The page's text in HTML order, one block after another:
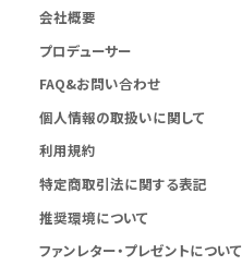
会社概要
プロデューサー
FAQ&お問い合わせ
個人情報の取扱いに関して
利用規約
特定商取引法に関する表記
推奨環境について
ファンレター・プレゼントについて